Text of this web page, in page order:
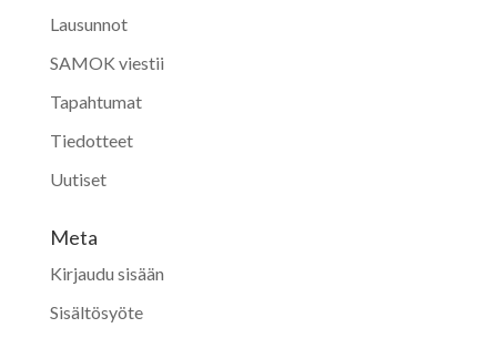
Lausunnot
SAMOK viestii
Tapahtumat
Tiedotteet
Uutiset
Meta
Kirjaudu sisään
Sisältösyöte